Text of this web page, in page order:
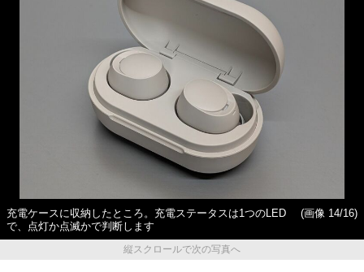
充電ケースに収納したところ。充電ステータスは1つのLED
で、点灯か点滅かで判断します
(画像 14/16)
縦スクロールで次の写真へ